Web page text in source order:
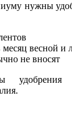
нужны
весной и
не вносят